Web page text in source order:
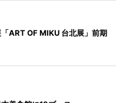
ART OF MIKU 台北展」前期